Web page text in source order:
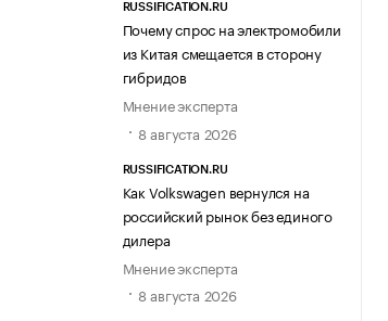
RUSSIFICATION.RU
Почему спрос на электромобили
из Китая смещается в сторону
гибридов
Мнение эксперта
8 августа 2026
RUSSIFICATION.RU
Как Volkswagen вернулся на
российский рынок без единого
дилера
Мнение эксперта
8 августа 2026